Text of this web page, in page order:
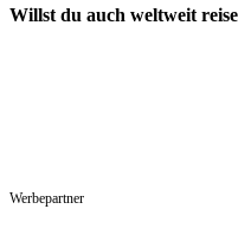
Willst du auch weltweit
Werbepartner